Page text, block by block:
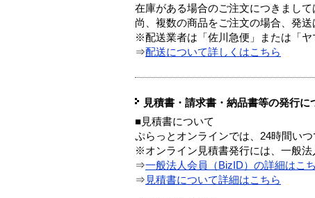
在庫がある場合のご注文につきまし
尚、複数の商品をご注文の場合、発
※配送業者は「佐川急便」または「
⇒配送について詳しくはこちら
見積書・請求書・納品書等の発行に
■見積書について
ぷらっとオンラインでは、24時間い
※オンライン見積書発行には、一般法
⇒一般法人会員（BizID）の詳細はこ
⇒ 見積書について詳細はこちら